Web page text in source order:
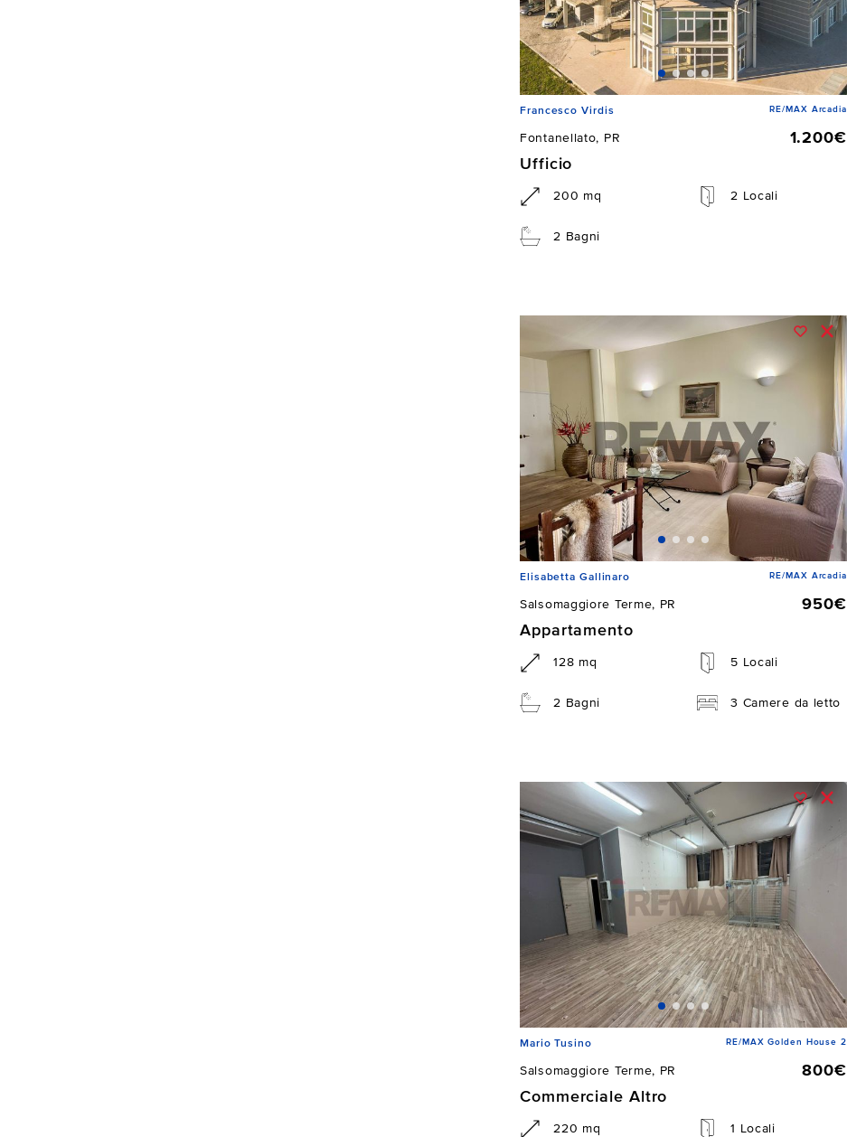
Francesco Virdis RE/MAX Arcadia
Fontanellato, PR
1.200€
Ufficio
200 mq 2 Locali
2 Bagni
Elisabetta Gallinaro RE/MAX Arcadia
Salsomaggiore Terme, PR
950€
Appartamento
128 mq 5 Locali
2 Bagni 3 Camere da letto
Mario Tusino RE/MAX Golden House 2
Salsomaggiore Terme, PR
800€
Commerciale Altro
220 mq 1 Locali